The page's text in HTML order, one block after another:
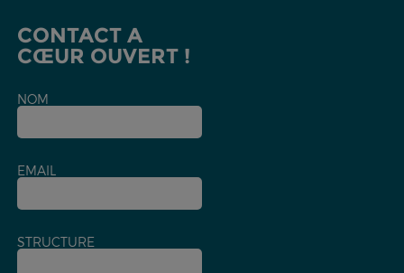
CONTACT A
CŒUR OUVERT !
NOM
EMAIL
STRUCTURE